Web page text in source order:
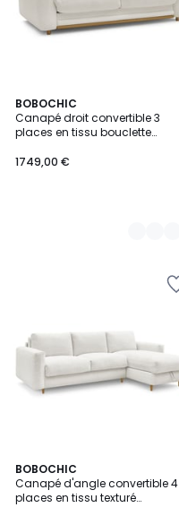
BOBOCHIC
Canapé droit convertible 3
places en tissu bouclette
1749,00 €
6
Couleurs
BOBOCHIC
Canapé d'angle convertible 4
places en tissu texturé
9
Couleurs